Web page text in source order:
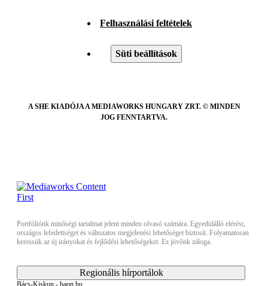
Felhasználási feltételek
Süti beállítások
A SHE KIADÓJA A MEDIAWORKS HUNGARY ZRT. © MINDEN
JOG FENNTARTVA.
Portfóliónk minőségi tartalmat jelent minden olvasó számára. Egyedülálló elérést,
országos lefedettséget és változatos megjelenési lehetőséget biztosít. Folyamatosan
keressük az új irányokat és fejlődési lehetőségeket. Ez jövőnk záloga.
Regionális hírportálok
Bács-Kiskun - baon.hu